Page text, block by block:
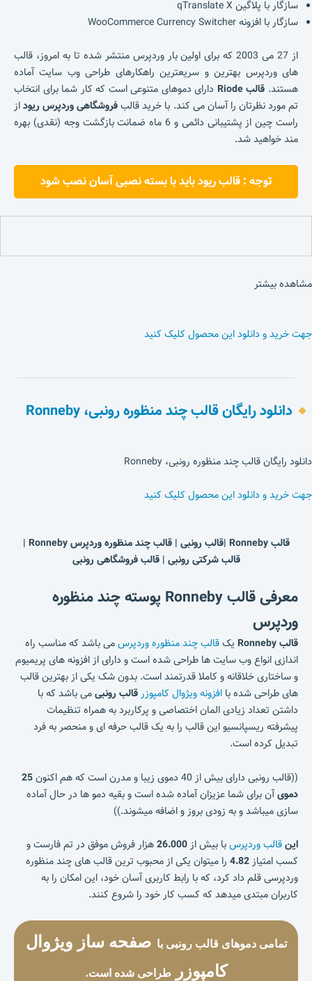
سازگار با پلاگین qTranslate X
سازگار با افزونه WooCommerce Currency Switcher
از 27 می 2003 که برای اولین بار وردپرس منتشر شده تا به امروز، قالب
های وردپرس بهترین و سریعترین راهکارهای طراحی وب سایت آماده
هستند. قالب Riode
دارای دموهای متنوعی است که کار شما برای انتخاب
تم مورد نظرتان را آسان می کند. با خرید قالبفروشگاهی وردپرس ریوداز
راست چین از پشتیبانی دائمی و 6 ماه ضمانت بازگشت وجه (نقدی) بهره
مند خواهید شد.
توجه : قالب ریود باید با بسته نصبی آسان نصب شود
مشاهده بیشتر
جهت خرید و دانلود این محصول کلیک کنید
دانلود رایگان قالب چند منظوره رونبی، Ronneby
دانلود رایگان قالب چند منظوره رونبی، Ronneby
جهت خرید و دانلود این محصول کلیک کنید
قالب Ronneby |قالب رونبی | قالب چند منظوره وردپرس Ronneby |
قالب شرکتی رونبی | قالب فروشگاهی رونبی
معرفی قالب Ronneby پوسته چند منظوره
وردپرس
قالب Ronneby یکقالب چند منظوره وردپرسمی باشد که مناسب راه
اندازی انواع وب سایت ها طراحی شده است و دارای از افزونه های پریمیوم
و ساختاری خلاقانه و کاملا قدرتمند است. بدون شک یکی از بهترین قالب
های طراحی شده با افزونه ویژوال کامپوزرقالب رونبیمی باشد که با
داشتن تعداد زیادی المان اختصاصی و پرکاربرد به همراه تنظیمات
پیشرفته ریسپانسیو این قالب را به یک قالب حرفه ای و منحصر به فرد
تبدیل کرده است.
((قالب رونبی دارای بیش از 40 دموی زیبا و مدرن است که هم اکنون
25
دمویآن برای شما عزیزان آماده شده است و بقیه دمو ها در حال آماده
سازی میباشد و به زودی بروز و اضافه میشوند.))
اینقالب وردپرسبا بیش از26.000هزار فروش موفق در تم فارست و
کسب امتیاز4.82 را میتوان یکی از محبوب ترین قالب های چند منظوره
وردپرسی قلم داد کرد، که با رابط کاربری آسان خود، این امکان را به
کاربران مبتدی میدهد که کسب کار خود را شروع کنند.
تمامی دموهای قالب رونبی باصفحه ساز ویژوال
کامپوزرطراحی شده است.